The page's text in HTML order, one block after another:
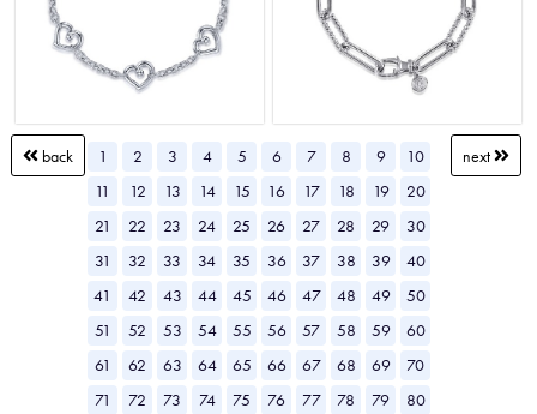
next
1 2 3 4 5 6 7 8 9
10
11
12 13 14 15 16 17 18 19
20
21
22 23 24 25 26 27 28 29
30
31
32 33 34 35 36 37 38 39
40
41
42 43 44 45 46 47 48 49
50
51
52 53 54 55 56 57 58 59
60
61
62 63 64 65 66 67 68 69
70
71
72 73 74 75 76 77 78 79
80
back